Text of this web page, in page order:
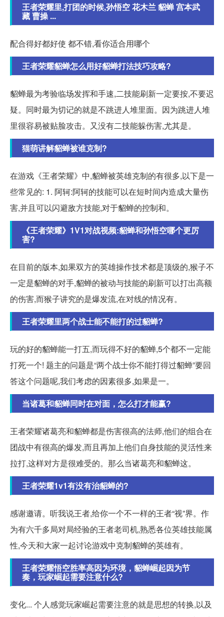
王者荣耀里,打团的时候,孙悟空 花木兰 貂蝉 宫本武
藏 曹操 ...
配合得好都好使 都不错,看你适合用哪个
王者荣耀貂蝉怎么用好貂蝉打法技巧攻略?
貂蝉最为考验临场发挥和手速,二技能刷新一定要按,不要迟
疑。同时最为切记的就是不跳进人堆里面。因为跳进人堆
里很容易被贴脸攻击。又没有二技能躲伤害,尤其是。
猫萌讲解貂蝉被谁克制?
在游戏《王者荣耀》中,貂蝉被英雄克制的有很多,以下是一
些常见的: 1. 阿轲:阿轲的技能可以在短时间内造成大量伤
害,并且可以闪避敌方技能,对于貂蝉的控制和。
《王者荣耀》1V1对战视频:貂蝉和孙悟空哪个更厉
害?
在目前的版本,如果双方的英雄操作技术都是顶级的,猴子不
一定是貂蝉的对手,貂蝉的被动与技能的刷新可以打出高额
的伤害,而猴子讲究的是爆发流,在对线的情况有。
王者荣耀里两个战士能不能打的过貂蝉?
玩的好的貂蝉能一打五,而玩得不好的貂蝉,5个都不一定能
打死一个! 题主的问题是“两个战士你不能打得过貂蝉”要回
答这个问题呢,我们考虑的因素很多,如果是一。
当诸葛和貂蝉同时在对面，怎么打才能赢?
王者荣耀诸葛亮和貂蝉都是伤害很高的法师,他们的组合在
团战中有很高的爆发,而且再加上他们自身技能的灵活性来
拉打,这样对方是很难受的。那么当诸葛亮和貂蝉这。
王者荣耀1v1有没有治貂蝉的?
感谢邀请。听我说王者,给你一个不一样的王者“视”界。作
为有六千多局对局经验的王者老司机,熟悉各位英雄技能属
性,今天和大家一起讨论游戏中克制貂蝉的英雄有。
王者荣耀悟空胜率高因为环境，貂蝉崛起因为节
奏，玩家崛起需要注意什么?
变化... 个人感觉玩家崛起需要注意的就是思想的转换,以及